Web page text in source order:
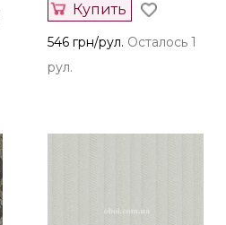
Купить
546 грн/рул. Осталось 1
рул.